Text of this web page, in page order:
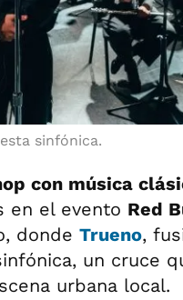
sinfónica.
con música
en el evento Red
donde Trueno,
un cruce
urbana local.